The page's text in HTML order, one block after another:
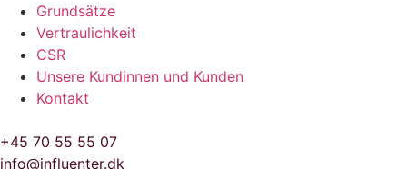
Grundsätze
Vertraulichkeit
CSR
Unsere Kundinnen und Kunden
Kontakt
+45 70 55 55 07
info@influenter.dk